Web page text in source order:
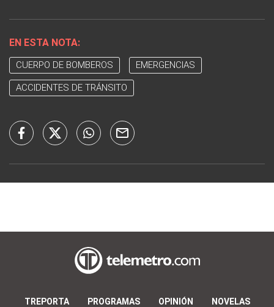
EN ESTA NOTA:
CUERPO DE BOMBEROS EMERGENCIAS
ACCIDENTES DE TRÁNSITO
TREPORTA PROGRAMAS OPINIÓN NOVELAS